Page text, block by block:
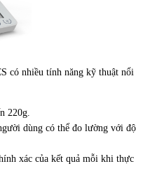
có nhiều tính năng kỹ thuật nổi
220g.
dùng có thể đo lường với độ
xác của kết quả mỗi khi thực